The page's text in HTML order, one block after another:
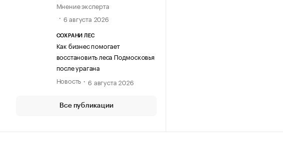
Мнение эксперта
6 августа 2026
СОХРАНИ ЛЕС
Как бизнес помогает
восстановить леса Подмосковья
после урагана
Новость
6 августа 2026
Все публикации